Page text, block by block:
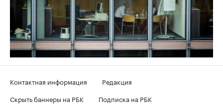
Контактная информация
Редакция
Скрыть баннеры на РБК
Подписка на РБК